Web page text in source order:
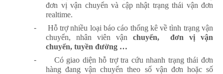
đơn vị vận chuyển và cập nhật trạng thái vận đơn
realtime.
-
Hỗ trợ nhiều loại báo cáo thống kê về tình trạng vận
chuyển, nhân viên vận chuyển, đơn vị vận
chuyển, tuyền đường …
-
Có giao diện hỗ trợ tra cứu nhanh trạng thái đơn
hàng đang vận chuyển theo số vận đơn hoặc số